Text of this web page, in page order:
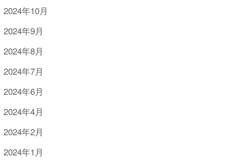
2024年10月
2024年9月
2024年8月
2024年7月
2024年6月
2024年4月
2024年2月
2024年1月